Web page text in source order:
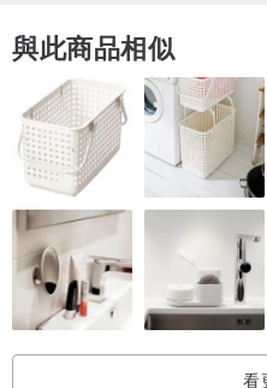
與此商品相似
看